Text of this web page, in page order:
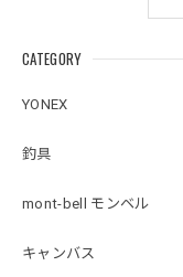
CATEGORY
YONEX
釣具
mont-bell モンベル
キャンバス